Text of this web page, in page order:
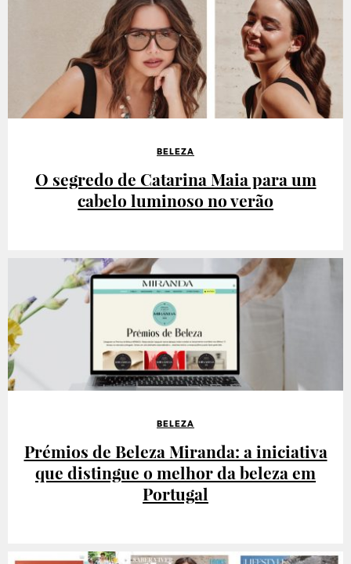
BELEZA
O segredo de Catarina Maia para um
cabelo luminoso no verão
BELEZA
Prémios de Beleza Miranda: a iniciativa
que distingue o melhor da beleza em
Portugal